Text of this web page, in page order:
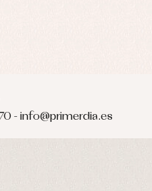
- info@primerdia.es